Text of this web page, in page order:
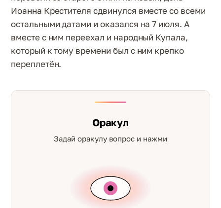
Иоанна Крестителя сдвинулся вместе со всеми
остальными датами и оказался на 7 июля. А
вместе с ним переехал и народный Купала,
который к тому времени был с ним крепко
переплетён.
Оракул
Задай оракулу вопрос и нажми